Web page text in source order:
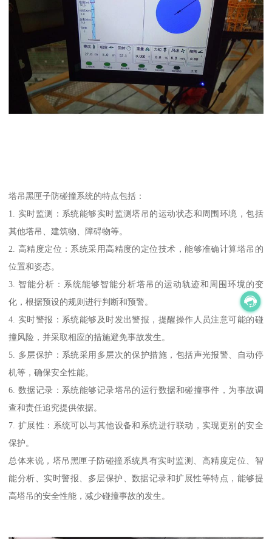
塔吊黑匣子防碰撞系统的特点包括：
1. 实时监测：系统能够实时监测塔吊的运动状态和周围环境，包括
其他塔吊、建筑物、障碍物等。
2. 高精度定位：系统采用高精度的定位技术，能够准确计算塔吊的
位置和姿态。
3. 智能分析：系统能够智能分析塔吊的运动轨迹和周围环境的变
化，根据预设的规则进行判断和预警。
4. 实时警报：系统能够及时发出警报，提醒操作人员注意可能的碰
撞风险，并采取相应的措施避免事故发生。
5. 多层保护：系统采用多层次的保护措施，包括声光报警、自动停
机等，确保安全性能。
6. 数据记录：系统能够记录塔吊的运行数据和碰撞事件，为事故调
查和责任追究提供依据。
7. 扩展性：系统可以与其他设备和系统进行联动，实现更别的安全
保护。
总体来说，塔吊黑匣子防碰撞系统具有实时监测、高精度定位、智
能分析、实时警报、多层保护、数据记录和扩展性等特点，能够提
高塔吊的安全性能，减少碰撞事故的发生。